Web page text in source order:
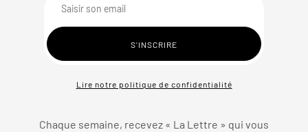
Lire notre politique de confidentialité
Chaque semaine, recevez « La Lettre » qui vous